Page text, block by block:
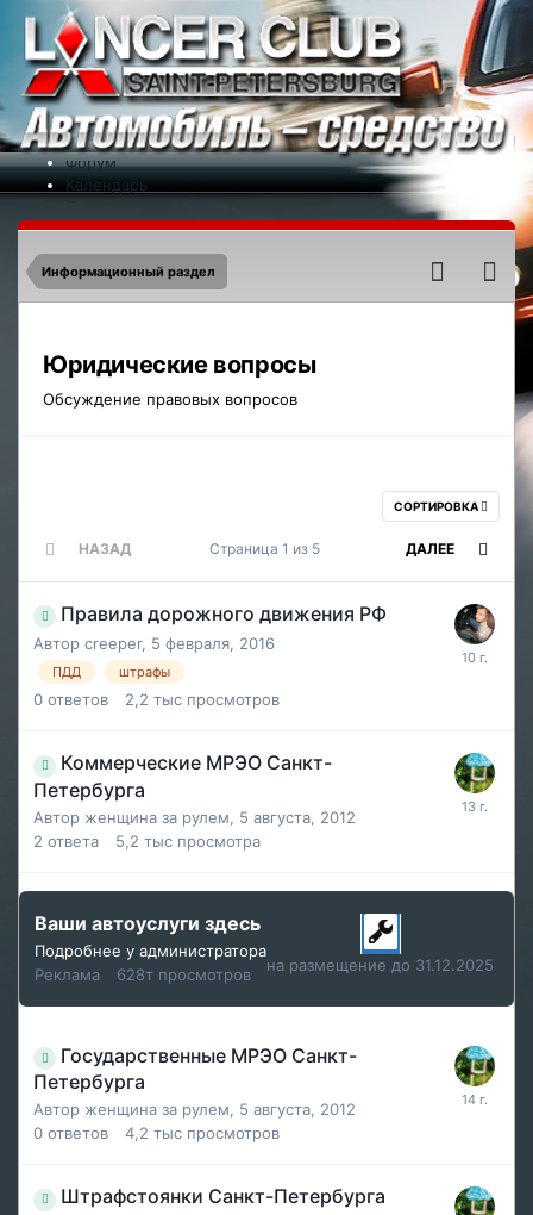
Меню
На сайт
Форум
Календарь
Новости
Контакты
Информационный раздел
Юридические вопросы
Обсуждение правовых вопросов
СОРТИРОВКА
НАЗАД ДАЛЕЕ
Страница 1 из 5
Правила дорожного движения РФ
Автор creeper, 5 февраля, 2016
ПДД штрафы
0 ответов 2,2 тыс просмотров
Коммерческие МРЭО Санкт-
Петербурга
Автор женщина за рулем, 5 августа, 2012
2 ответа 5,2 тыс просмотра
Ваши автоуслуги здесь
Подробнее у администратора
Реклама
628т просмотров на размещение до 31.12.2025
Государственные МРЭО Санкт-
Петербурга
Автор женщина за рулем, 5 августа, 2012
0 ответов 4,2 тыс просмотров
Штрафстоянки Санкт-Петербурга